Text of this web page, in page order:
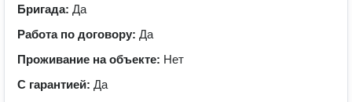
Бригада: Да
Работа по договору: Да
Проживание на объекте: Нет
С гарантией: Да